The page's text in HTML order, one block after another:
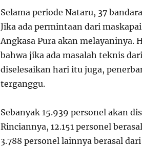
Selama periode Nataru, 37
Jika ada permintaan dari
Angkasa Pura akan
bahwa jika ada masalah teknis
diselesaikan hari itu juga,
terganggu.
Sebanyak 15.939 personel akan
Rinciannya, 12.151 personel
3.788 personel lainnya berasal